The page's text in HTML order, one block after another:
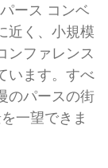
ース コンベ
近く、小規模
ンファレンス
います。すべ
のパースの街
一望できま